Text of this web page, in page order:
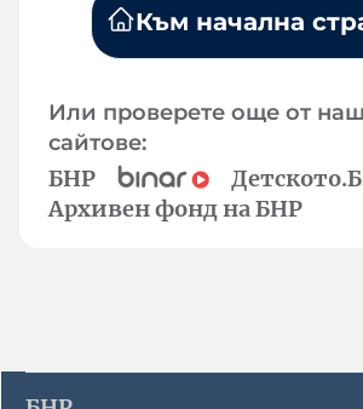
Към начална
Или проверете още от
сайтове:
БНР
Архивен фонд на БНР